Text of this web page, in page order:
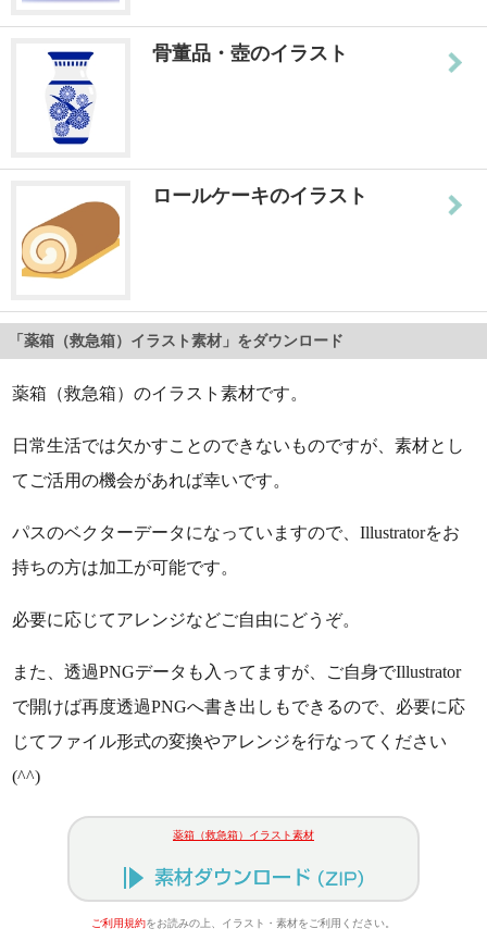
骨董品・壺のイラスト
ロールケーキのイラスト
「薬箱（救急箱）イラスト素材」をダウンロード
薬箱（救急箱）のイラスト素材です。
日常生活では欠かすことのできないものですが、素材とし
てご活用の機会があれば幸いです。
パスのベクターデータになっていますので、Illustratorをお
持ちの方は加工が可能です。
必要に応じてアレンジなどご自由にどうぞ。
また、透過PNGデータも入ってますが、ご自身でIllustrator
で開けば再度透過PNGへ書き出しもできるので、必要に応
じてファイル形式の変換やアレンジを行なってください
(^^)
薬箱（救急箱）イラスト素材
ご利用規約をお読みの上、イラスト・素材をご利用ください。